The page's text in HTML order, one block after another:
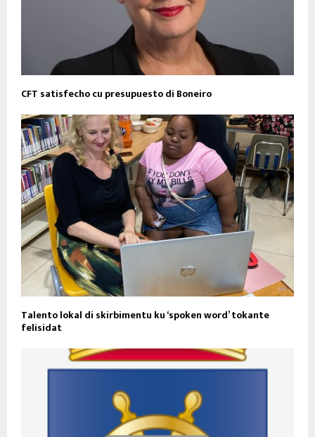
CFT satisfecho cu presupuesto di Boneiro
Talento lokal di skirbimentu ku ‘spoken word’ tokante
felisidat